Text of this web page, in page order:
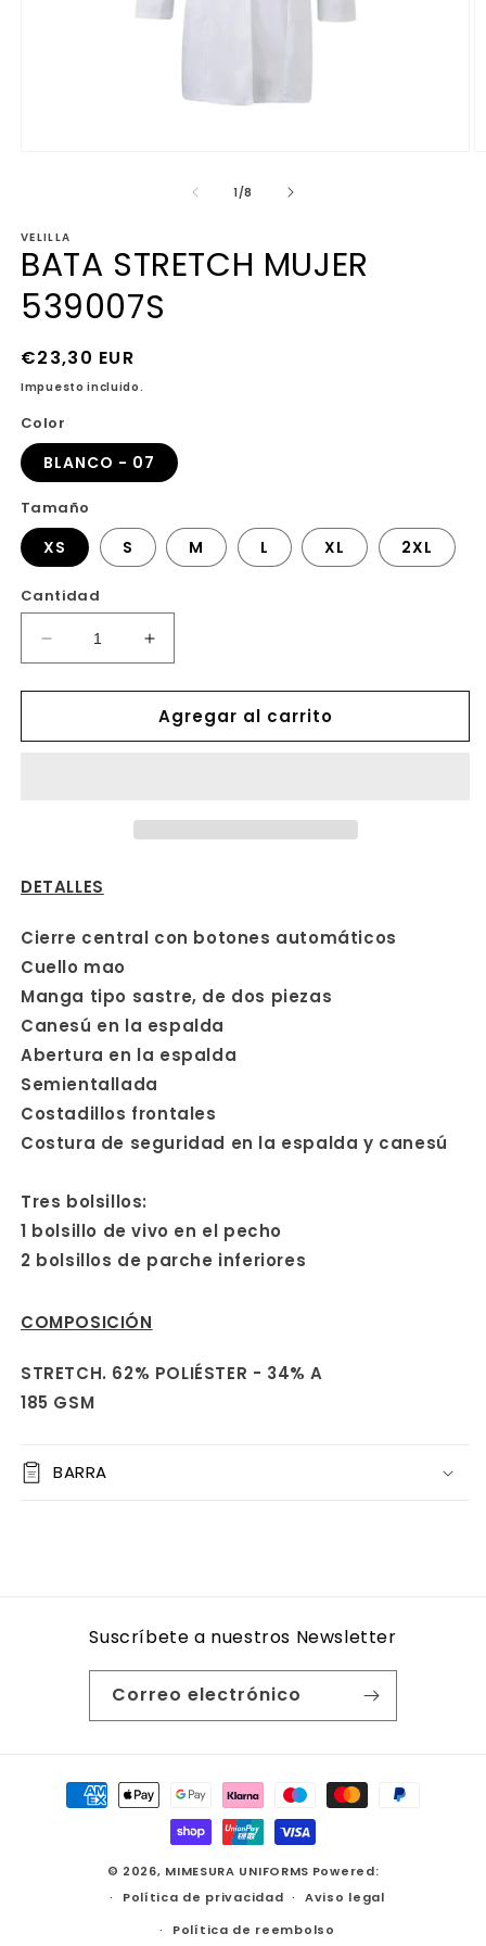
una
ventana
modal
1/de
8
VELILLA
BATA STRETCH MUJER
539007S
Precio
habitual
€23,30 EUR
Impuesto incluido.
Color
BLANCO - 07
Tamaño
XS S M L XL 2XL
Cantidad
Reducir
cantidad
para
STRETCH
Aumentar
cantidad
para
BATA
STRETCH
Agregar al carrito
DETALLES
Cierre central con botones automáticos
Cuello mao
Manga tipo sastre, de dos piezas
Canesú en la espalda
Abertura en la espalda
Semientallada
Costadillos frontales
Costura de seguridad en la espalda y canesú
Tres bolsillos:
1 bolsillo de vivo en el pecho
2 bolsillos de parche inferiores
COMPOSICIÓN
STRETCH. 62% POLIÉSTER - 34% A
185 GSM
BARRA
Suscríbete a nuestros Newsletter
Correo electrónico
Formas
© 2026, MIMESURA UNIFORMS Powered:
Política de privacidad
Aviso legal
Política de reembolso